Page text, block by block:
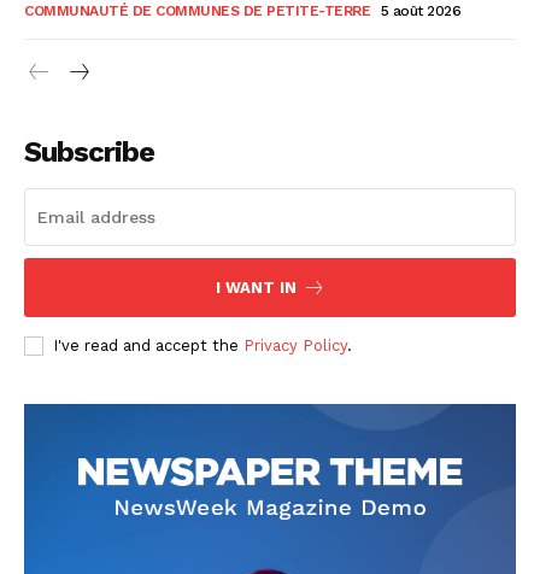
COMMUNAUTÉ DE COMMUNES DE PETITE-TERRE 5 août 2026
Subscribe
I WANT IN
I've read and accept the Privacy Policy.